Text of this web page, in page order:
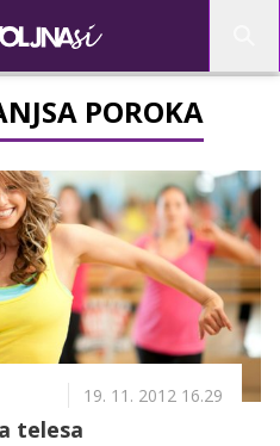
POROKA
19. 11. 2012 16.29
telesa